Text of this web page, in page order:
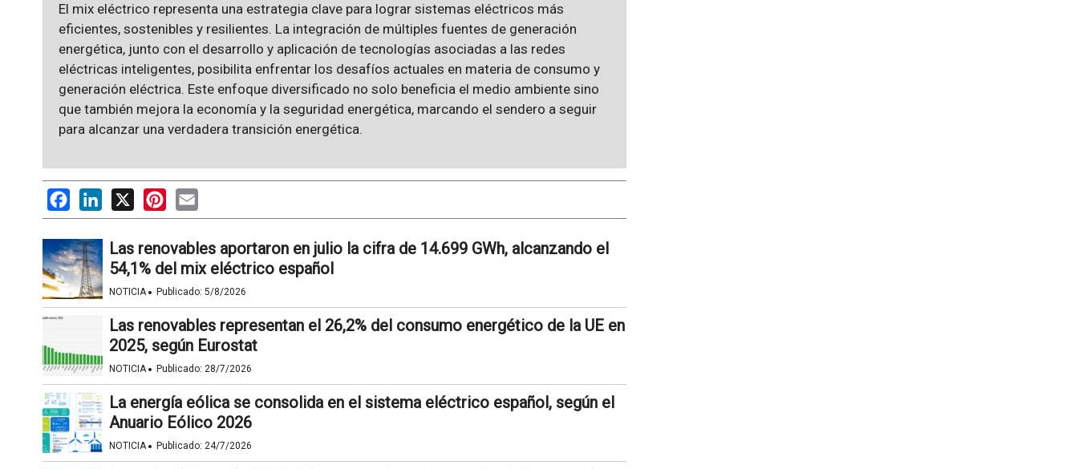
El mix eléctrico representa una estrategia clave para lograr sistemas eléctricos más
eficientes, sostenibles y resilientes. La integración de múltiples fuentes de generación
energética, junto con el desarrollo y aplicación de tecnologías asociadas a las redes
eléctricas inteligentes, posibilita enfrentar los desafíos actuales en materia de consumo y
generación eléctrica. Este enfoque diversificado no solo beneficia el medio ambiente sino
que también mejora la economía y la seguridad energética, marcando el sendero a seguir
para alcanzar una verdadera transición energética.
FacebookLinkedIn Pinterest
Las renovables aportaron en julio la cifra de 14.699 GWh, alcanzando el
54,1% del mix eléctrico español
NOTICIA· Publicado: 5/8/2026
Las renovables representan el 26,2% del consumo energético de la UE en
2025, según Eurostat
NOTICIA· Publicado: 28/7/2026
La energía eólica se consolida en el sistema eléctrico español, según el
Anuario Eólico 2026
NOTICIA· Publicado: 24/7/2026